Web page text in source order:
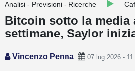
Webinar
Analisi - Previsioni - Ricerche
Bitcoin sotto la media
settimane, Saylor
Vincenzo Penna 07 lug 2026 -